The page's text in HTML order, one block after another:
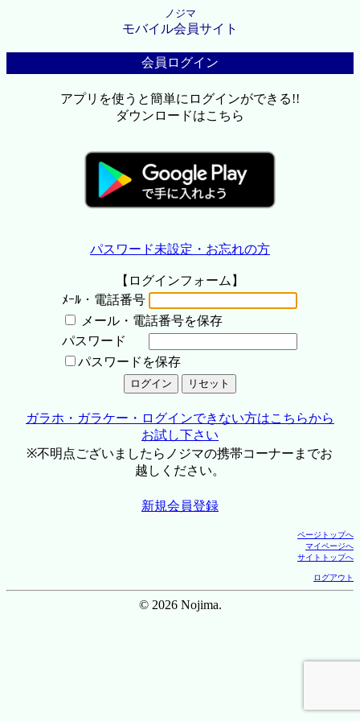
ノジマ
モバイル会員サイト
会員ログイン
アプリを使うと簡単にログインができる!!
ダウンロードはこちら
パスワード未設定・お忘れの方
【ログインフォーム】
ﾒｰﾙ・電話番号
メール・電話番号を保存
パスワード
パスワードを保存
ガラホ・ガラケー・ログインできない方はこちらから
お試し下さい
※不明点ございましたらノジマの携帯コーナーまでお
越しください。
新規会員登録
ページトップへ
マイページへ
サイトトップへ
ログアウト
© 2026 Nojima.